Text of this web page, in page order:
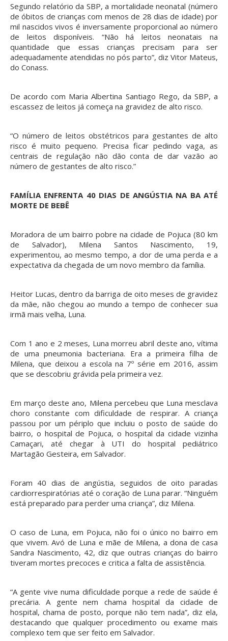
Segundo relatório da SBP, a mortalidade neonatal (número
de óbitos de crianças com menos de 28 dias de idade) por
mil nascidos vivos é inversamente proporcional ao número
de leitos disponíveis. “Não há leitos neonatais na
quantidade que essas crianças precisam para ser
adequadamente atendidas no pós parto”, diz Vitor Mateus,
do Conass.
De acordo com Maria Albertina Santiago Rego, da SBP, a
escassez de leitos já começa na gravidez de alto risco.
“O número de leitos obstétricos para gestantes de alto
risco é muito pequeno. Precisa ficar pedindo vaga, as
centrais de regulação não dão conta de dar vazão ao
número de gestantes de alto risco.”
FAMÍLIA ENFRENTA 40 DIAS DE ANGÚSTIA NA BA ATÉ
MORTE DE BEBÊ
Moradora de um bairro pobre na cidade de Pojuca (80 km
de Salvador), Milena Santos Nascimento, 19,
experimentou, ao mesmo tempo, a dor de uma perda e a
expectativa da chegada de um novo membro da família.
Heitor Lucas, dentro da barriga de oito meses de gravidez
da mãe, não chegou ao mundo a tempo de conhecer sua
irmã mais velha, Luna.
Com 1 ano e 2 meses, Luna morreu abril deste ano, vítima
de uma pneumonia bacteriana. Era a primeira filha de
Milena, que deixou a escola na 7º série em 2016, assim
que se descobriu grávida pela primeira vez.
Em março deste ano, Milena percebeu que Luna mesclava
choro constante com dificuldade de respirar. A criança
passou por um périplo que incluiu o posto de saúde do
bairro, o hospital de Pojuca, o hospital da cidade vizinha
Camaçari, até chegar à UTI do hospital pediátrico
Martagão Gesteira, em Salvador.
Foram 40 dias de angústia, seguidos de oito paradas
cardiorrespiratórias até o coração de Luna parar. “Ninguém
está preparado para perder uma criança”, diz Milena.
O caso de Luna, em Pojuca, não foi o único no bairro em
que vivem. Avó de Luna e mãe de Milena, a dona de casa
Sandra Nascimento, 42, diz que outras crianças do bairro
tiveram mortes precoces e critica a falta de assistência.
“A gente vive numa dificuldade porque a rede de saúde é
precária. A gente nem chama hospital da cidade de
hospital, chama de posto, porque não tem nada”, diz ela,
destacando que qualquer procedimento ou exame mais
complexo tem que ser feito em Salvador.